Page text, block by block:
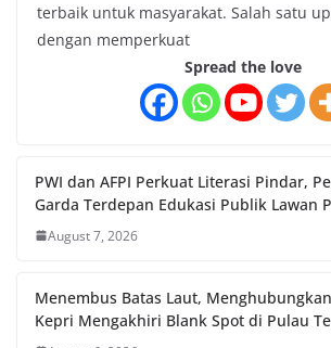
terbaik untuk masyarakat. Salah satu
dengan memperkuat
Spread the love
PWI dan AFPI Perkuat Literasi Pindar,
Garda Terdepan Edukasi Publik Lawan
August 7, 2026
Menembus Batas Laut,
Kepri Mengakhiri Blank Spot di Pulau